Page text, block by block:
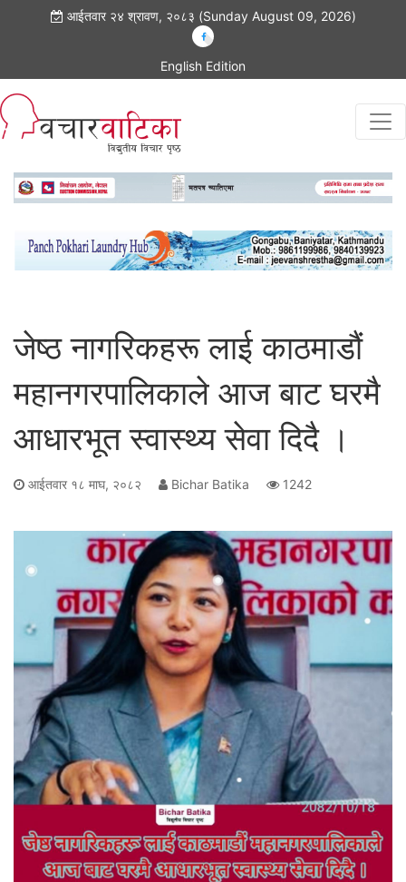
आईतवार २४ श्रावण, २०८३ (Sunday August 09, 2026)
English Edition
जेष्ठ नागरिकहरू लाई काठमाडौं
महानगरपालिकाले आज बाट घरमै
आधारभूत स्वास्थ्य सेवा दिदै ।
आईतवार १८ माघ, २०८२ Bichar Batika 1242